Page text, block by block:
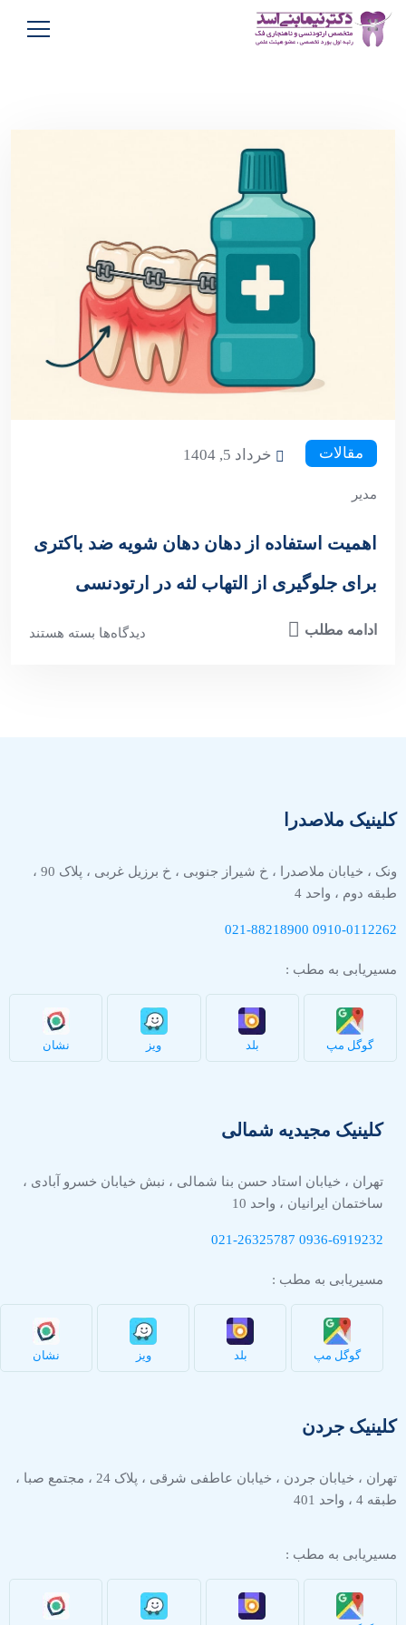
مقالات خرداد 5, 1404
مدیر
اهمیت استفاده از دهان‌ دهان‌ شویه ضد باکتری
برای جلوگیری از التهاب لثه در ارتودنسی
ادامه مطلب دیدگاه‌ها بسته هستند
کلینیک ملاصدرا
ونک ، خیابان ملاصدرا ، خ شیراز جنوبی ، خ برزیل غربی ، پلاک 90 ،
طبقه دوم ، واحد 4
0910-0112262
021-88218900
مسیریابی به مطب :
گوگل مپ بلد ویز نشان
کلینیک مجیدیه شمالی
تهران ، خیابان استاد حسن بنا شمالی ، نبش خیابان خسرو آبادی ،
ساختمان ایرانیان ، واحد 10
0936-6919232
021-26325787
مسیریابی به مطب :
گوگل مپ بلد ویز نشان
کلینیک جردن
تهران ، خیابان جردن ، خیابان عاطفی شرقی ، پلاک 24 ، مجتمع صبا ،
طبقه 4 ، واحد 401
مسیریابی به مطب :